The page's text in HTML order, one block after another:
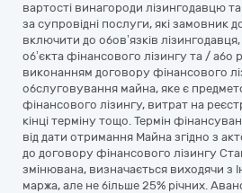
вартості винагороди лізингодавцю
за супровідні послуги, які замовник
включити до обов’язків
об’єкта фінансового лізингу та / або
виконанням договору фінансового
обслуговування майна, яке є
фінансового лізингу, витрат на
кінці терміну тощо. Термін
від дати отримання Майна згідно з
до договору фінансового лізингу
змінювана, визначається виходячи з
маржа, але не більше 25% річних.